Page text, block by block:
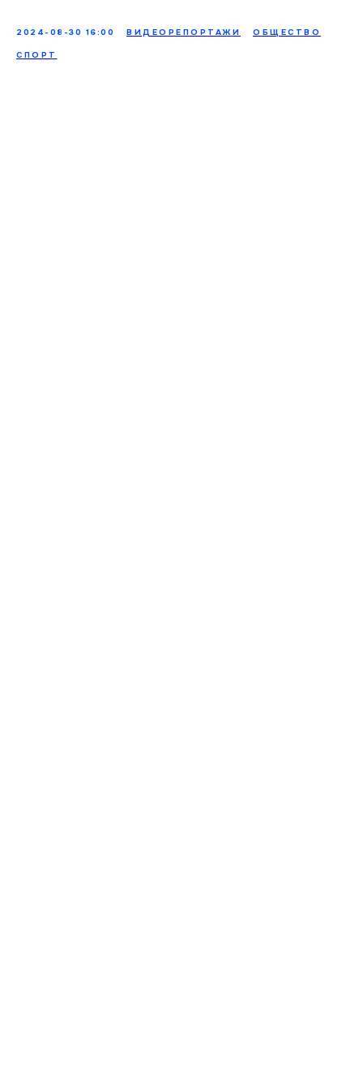
2024-08-30 16:00 ВИДЕОРЕПОРТАЖИ ОБЩЕСТВО
СПОРТ